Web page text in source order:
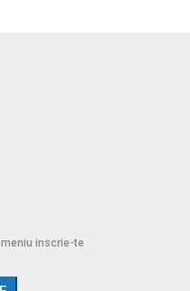
inscrie-te